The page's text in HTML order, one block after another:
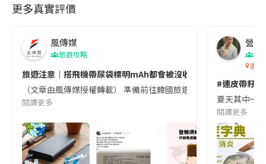
更多真實評價
風傳媒
旅遊攻略
旅遊注意｜搭飛機帶尿袋標明mAh都會被沒收😱出發前切記檢查
（文章由風傳媒授權轉載） 準備前往韓國旅遊的民眾，近期要
閱讀更多
營養
香港
#連皮帶籽
夏天其中一
閱讀更多